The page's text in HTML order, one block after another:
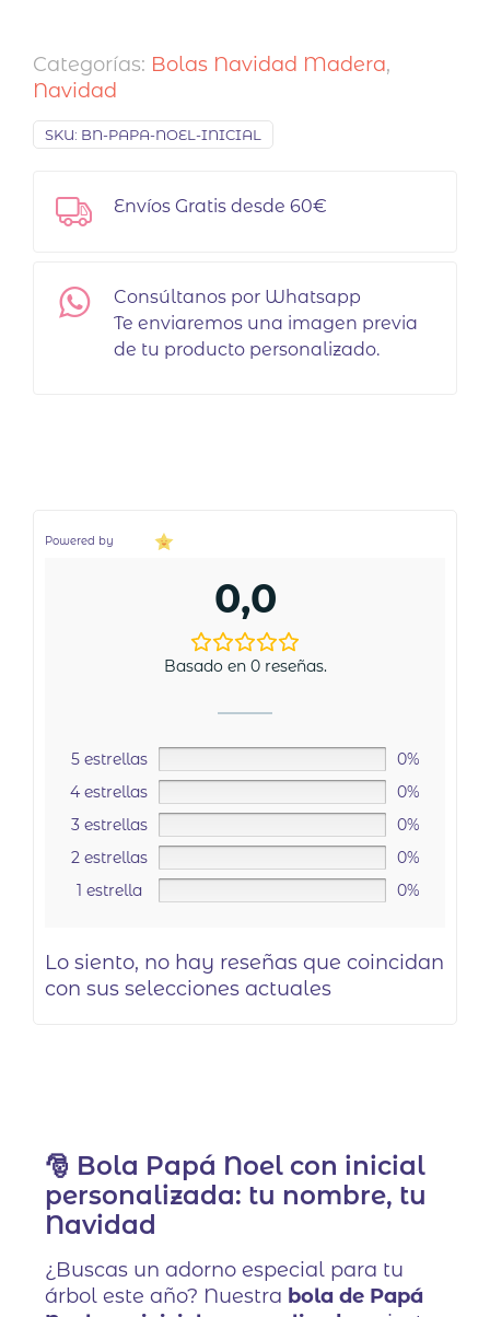
Categorías: Bolas Navidad Madera,
Navidad
SKU: BN-PAPA-NOEL-INICIAL
Envíos Gratis desde 60€
Consúltanos por Whatsapp
Te enviaremos una imagen previa
de tu producto personalizado.
Powered by
0,0
Basado en 0 reseñas.
5 estrellas
0%
4 estrellas
0%
3 estrellas
0%
2 estrellas
0%
1 estrella
0%
Lo siento, no hay reseñas que coincidan
con sus selecciones actuales
🎅 Bola Papá Noel con inicial
personalizada: tu nombre, tu
Navidad
¿Buscas un adorno especial para tu
árbol este año? Nuestra bola de Papá